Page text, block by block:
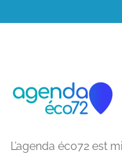
L’agenda éco72 est